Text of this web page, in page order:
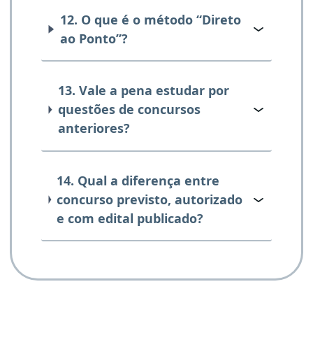
12. O que é o método “Direto
ao Ponto”?
13. Vale a pena estudar por
questões de concursos
anteriores?
14. Qual a diferença entre
concurso previsto, autorizado
e com edital publicado?